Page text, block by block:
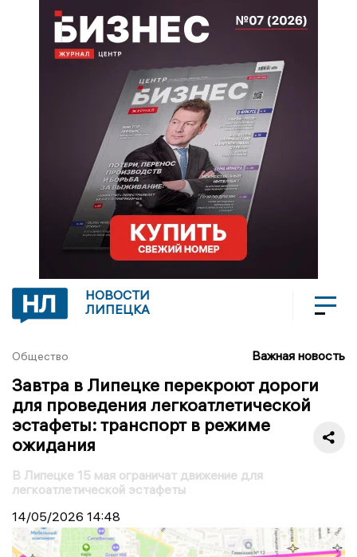
НОВОСТИ
ЛИПЕЦКА
Общество Важная новость
Завтра в Липецке перекроют дороги
для проведения легкоатлетической
эстафеты: транспорт в режиме
ожидания
В Липецке 15 мая ограничат движение для
легкоатлетической эстафеты
14/05/2026 14:48